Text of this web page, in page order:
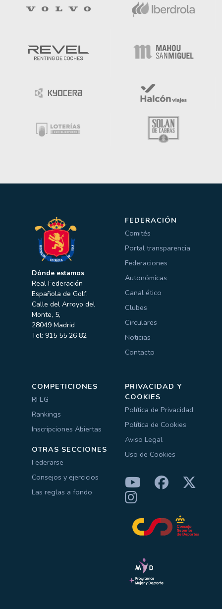
Dónde estamos
Real Federación
Española de Golf.
Calle del Arroyo del
Monte, 5,
28049 Madrid
Tel: 915 55 26 82
FEDERACIÓN
Comités
Portal transparencia
Federaciones
Autonómicas
Canal ético
Clubes
Circulares
Noticias
Contacto
COMPETICIONES
RFEG
Rankings
Inscripciones Abiertas
OTRAS SECCIONES
Federarse
Consejos y ejercicios
Las reglas a fondo
PRIVACIDAD Y
COOKIES
Política de Privacidad
Política de Cookies
Aviso Legal
Uso de Cookies